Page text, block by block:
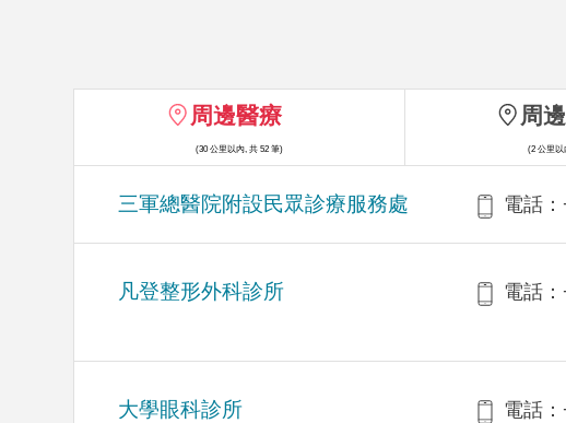
周邊醫療
(30 公里以內, 共 52 筆)
三軍總醫院附設民眾診療服務處 電話
凡登整形外科診所 電話
大學眼科診所
電話
周
(2 公里以